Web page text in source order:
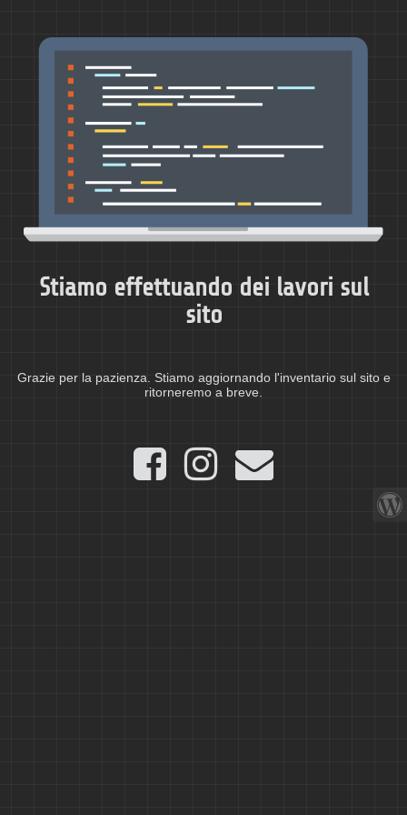
Stiamo effettuando dei lavori sul
sito
Grazie per la pazienza. Stiamo aggiornando l'inventario sul sito e
ritorneremo a breve.